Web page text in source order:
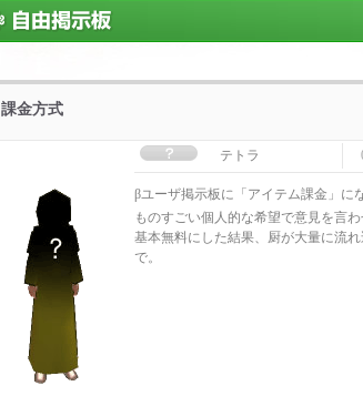
課金方式
テトラ
βユーザ掲示板に「アイテム課金」に
ものすごい個人的な希望で意見を言
基本無料にした結果、厨が大量に流
で。